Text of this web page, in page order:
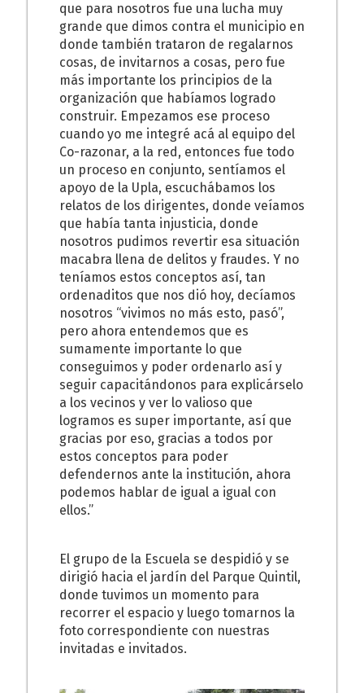
que para nosotros fue una lucha muy
grande que dimos contra el municipio en
donde también trataron de regalarnos
cosas, de invitarnos a cosas, pero fue
más importante los principios de la
organización que habíamos logrado
construir. Empezamos ese proceso
cuando yo me integré acá al equipo del
Co-razonar, a la red, entonces fue todo
un proceso en conjunto, sentíamos el
apoyo de la Upla, escuchábamos los
relatos de los dirigentes, donde veíamos
que había tanta injusticia, donde
nosotros pudimos revertir esa situación
macabra llena de delitos y fraudes. Y no
teníamos estos conceptos así, tan
ordenaditos que nos dió hoy, decíamos
nosotros “vivimos no más esto, pasó”,
pero ahora entendemos que es
sumamente importante lo que
conseguimos y poder ordenarlo así y
seguir capacitándonos para explicárselo
a los vecinos y ver lo valioso que
logramos es super importante, así que
gracias por eso, gracias a todos por
estos conceptos para poder
defendernos ante la institución, ahora
podemos hablar de igual a igual con
ellos.”
El grupo de la Escuela se despidió y se
dirigió hacia el jardín del Parque Quintil,
donde tuvimos un momento para
recorrer el espacio y luego tomarnos la
foto correspondiente con nuestras
invitadas e invitados.